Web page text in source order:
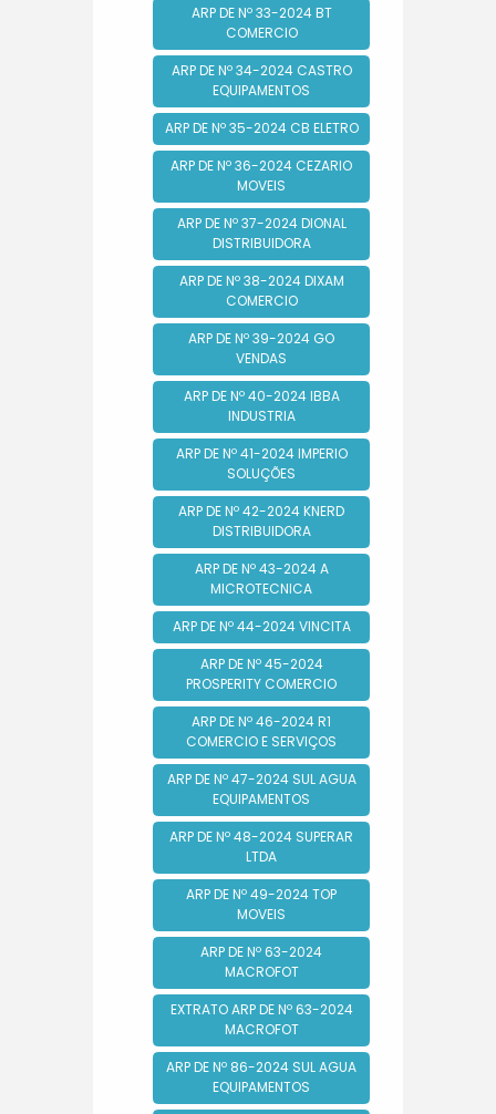
ARP DE Nº 33-2024 BT
COMERCIO
ARP DE Nº 34-2024 CASTRO
EQUIPAMENTOS
ARP DE Nº 35-2024 CB ELETRO
ARP DE Nº 36-2024 CEZARIO
MOVEIS
ARP DE Nº 37-2024 DIONAL
DISTRIBUIDORA
ARP DE Nº 38-2024 DIXAM
COMERCIO
ARP DE Nº 39-2024 GO
VENDAS
ARP DE Nº 40-2024 IBBA
INDUSTRIA
ARP DE Nº 41-2024 IMPERIO
SOLUÇÕES
ARP DE Nº 42-2024 KNERD
DISTRIBUIDORA
ARP DE Nº 43-2024 A
MICROTECNICA
ARP DE Nº 44-2024 VINCITA
ARP DE Nº 45-2024
PROSPERITY COMERCIO
ARP DE Nº 46-2024 R1
COMERCIO E SERVIÇOS
ARP DE Nº 47-2024 SUL AGUA
EQUIPAMENTOS
ARP DE Nº 48-2024 SUPERAR
LTDA
ARP DE Nº 49-2024 TOP
MOVEIS
ARP DE Nº 63-2024
MACROFOT
EXTRATO ARP DE Nº 63-2024
MACROFOT
ARP DE Nº 86-2024 SUL AGUA
EQUIPAMENTOS